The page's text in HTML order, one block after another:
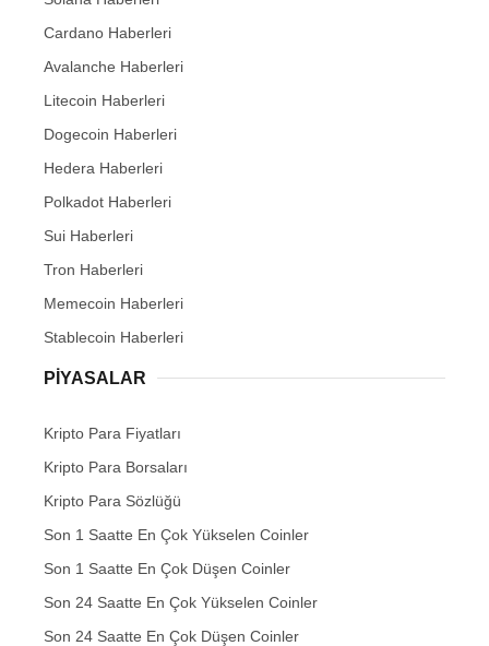
Cardano Haberleri
Avalanche Haberleri
Litecoin Haberleri
Dogecoin Haberleri
Hedera Haberleri
Polkadot Haberleri
Sui Haberleri
Tron Haberleri
Memecoin Haberleri
Stablecoin Haberleri
PIYASALAR
Kripto Para Fiyatları
Kripto Para Borsaları
Kripto Para Sözlüğü
Son 1 Saatte En Çok Yükselen Coinler
Son 1 Saatte En Çok Düşen Coinler
Son 24 Saatte En Çok Yükselen Coinler
Son 24 Saatte En Çok Düşen Coinler